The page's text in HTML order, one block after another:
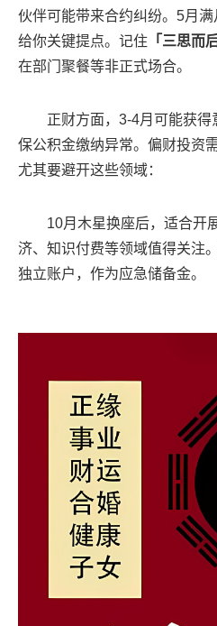
伙伴可能带来合约纠纷。5月
给你关键提点。记住 「三思而
在部门聚餐等非正式场合。
正财方面，3-4月可能获
保公积金缴纳异常。偏财投资
尤其要避开这些领域：
10月木星换座后，适合开
济、知识付费等领域值得关注
独立账户，作为应急储备金。